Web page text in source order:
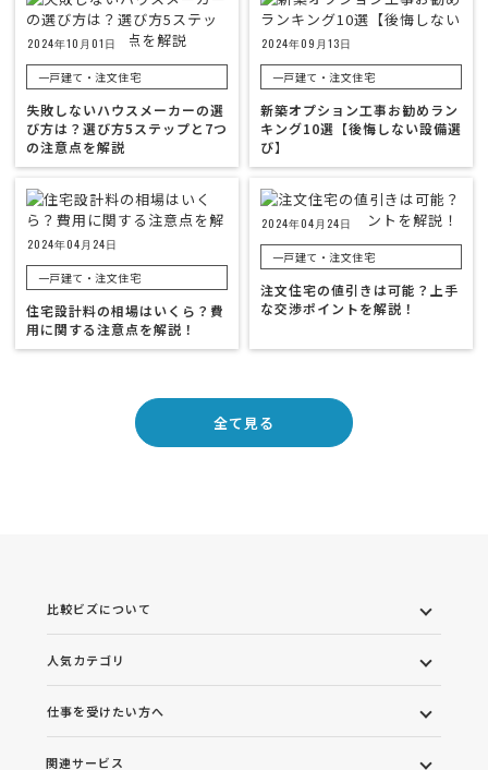
2024年10月01日
一戸建て・注文住宅
失敗しないハウスメーカーの選
び方は？選び方5ステップと7つ
の注意点を解説
2024年09月13日
一戸建て・注文住宅
新築オプション工事お勧めラン
キング10選【後悔しない設備選
び】
2024年04月24日
一戸建て・注文住宅
住宅設計料の相場はいくら？費
用に関する注意点を解説！
2024年04月24日
一戸建て・注文住宅
注文住宅の値引きは可能？上手
な交渉ポイントを解説！
全て見る
比較ビズについて
人気カテゴリ
仕事を受けたい方へ
関連サービス